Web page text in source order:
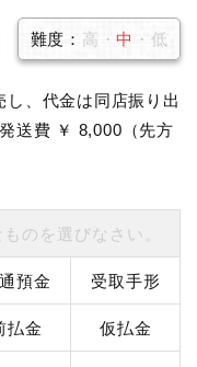
難度： 高・中 ・低
し、代金は同店振り出
送費 ￥ 8,000（先方
のを選びなさい。
預金 受取手形
払金 仮払金